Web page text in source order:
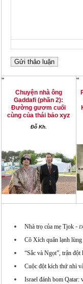
"
Chuyện nhà ông
Gaddafi (phần 2):
Đường gươm cuối
cùng của thái bảo xyz
Đỗ Kh.
"
Nhà trọ của mẹ Tjok-
Cô Xích quân lạnh lùng
“Sắc và Ngọt”, trận
Cuộc đột kích thứ nhì
Israel đánh bom Qatar: